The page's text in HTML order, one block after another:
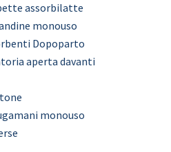
assorbilatte
monouso
Dopoparto
aperta davanti
monouso